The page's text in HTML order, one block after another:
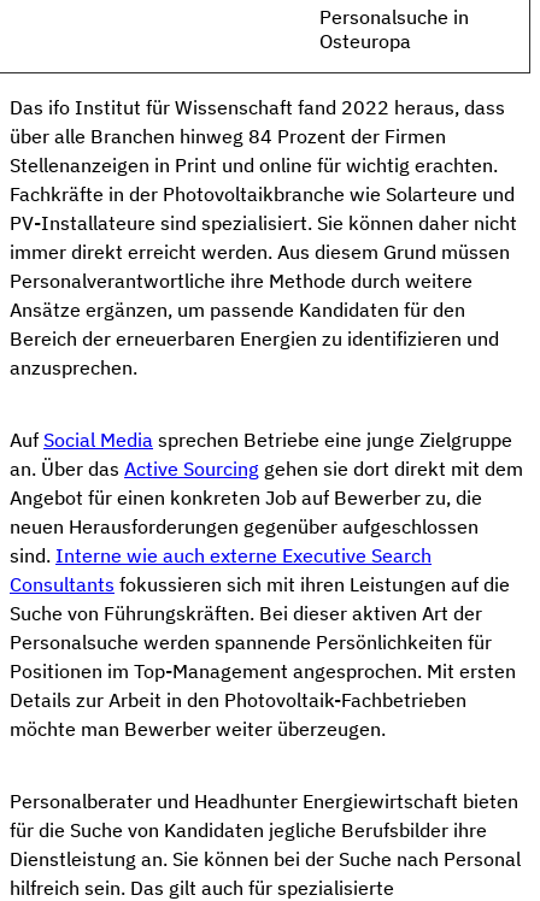
Personalsuche in
Osteuropa
Das ifo Institut für Wissenschaft fand 2022 heraus, dass
über alle Branchen hinweg 84 Prozent der Firmen
Stellenanzeigen in Print und online für wichtig erachten.
Fachkräfte in der Photovoltaikbranche wie Solarteure und
PV-Installateure sind spezialisiert. Sie können daher nicht
immer direkt erreicht werden. Aus diesem Grund müssen
Personalverantwortliche ihre Methode durch weitere
Ansätze ergänzen, um passende Kandidaten für den
Bereich der erneuerbaren Energien zu identifizieren und
anzusprechen.
Auf Social Media sprechen Betriebe eine junge Zielgruppe
an. Über das Active Sourcing gehen sie dort direkt mit dem
Angebot für einen konkreten Job auf Bewerber zu, die
neuen Herausforderungen gegenüber aufgeschlossen
sind. Interne wie auch externe Executive Search
Consultants fokussieren sich mit ihren Leistungen auf die
Suche von Führungskräften. Bei dieser aktiven Art der
Personalsuche werden spannende Persönlichkeiten für
Positionen im Top-Management angesprochen. Mit ersten
Details zur Arbeit in den Photovoltaik-Fachbetrieben
möchte man Bewerber weiter überzeugen.
Personalberater und Headhunter Energiewirtschaft bieten
für die Suche von Kandidaten jegliche Berufsbilder ihre
Dienstleistung an. Sie können bei der Suche nach Personal
hilfreich sein. Das gilt auch für spezialisierte